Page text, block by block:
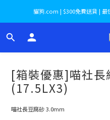
貓狗.com | $300免費送貨 |
[箱裝優惠]喵社長
(17.5LX3)
喵社長豆腐砂 3.0mm